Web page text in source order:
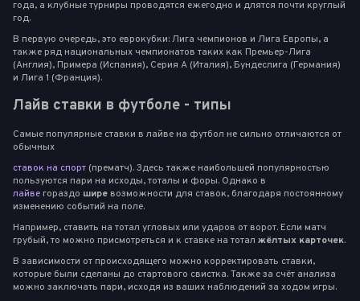
года, а клубные турниры проводятся ежегодно и длятся почти круглый
год.
В первую очередь, это еврокубки: Лига чемпионов и Лига Европы, а
также ряд национальных чемпионатов таких как Премьер-Лига
(Англия), Примера (Испания), Серия А (Италия), Бундеслига (Германия)
и Лига 1 (Франция).
Лайв ставки в футболе - типы
Самые популярные ставки в лайве на футбол не сильно отличаются от
обычных
ставок на спорт (прематч). Здесь также наибольшей популярностью
пользуются пари на исходы, тоталы и форы. Однако в
лайве гораздо шире возможности для ставок, благодаря постоянному
изменению событий на поле.
Например, ставить на тотал угловых или ударов от ворот. Если матч
грубый, то можно присмотреться и к ставке на тотал жёлтых карточек.
В зависимости от происходящего можно корректировать ставки,
которые были сделаны до стартового свистка. Также за счёт анализа
можно заключать пари, исходя из ваших наблюдений за ходом игры.